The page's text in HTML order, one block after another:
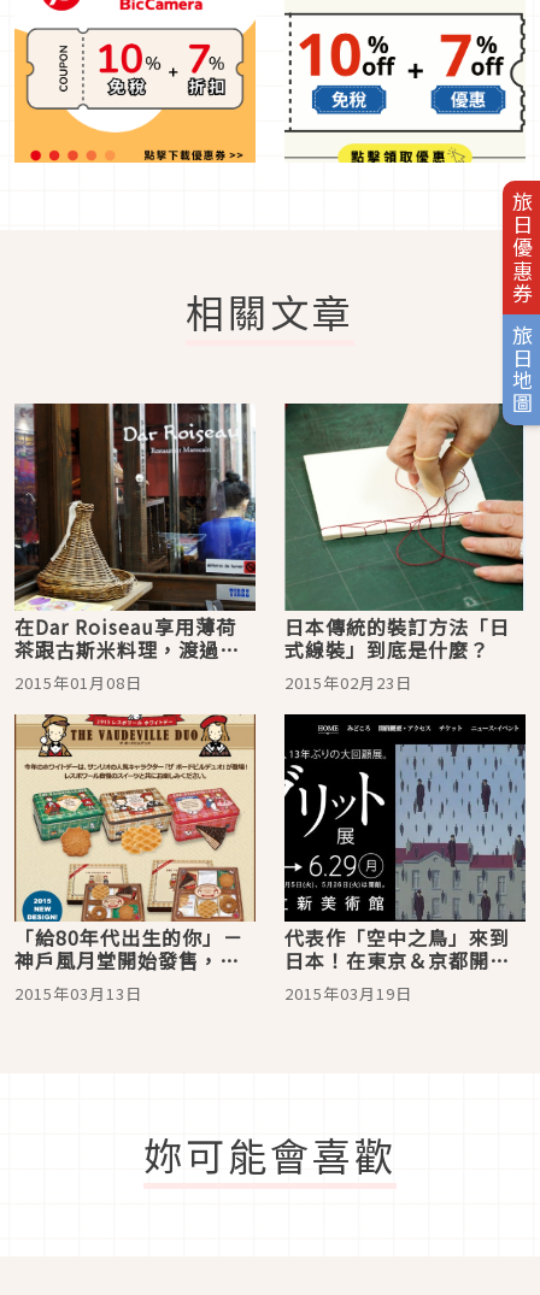
旅日優惠券
旅日地圖
相關文章
在Dar Roiseau享用薄荷
茶跟古斯米料理，渡過異
國風的摩洛哥時間
2015年01月08日
日本傳統的裝訂方法「日
式線裝」到底是什麼？
2015年02月23日
「給80年代出生的你」－
神戶風月堂開始發售，數
量限定的人氣三麗鷗家族
成員「The Vaudeville
2015年03月13日
代表作「空中之鳥」來到
日本！在東京＆京都開
設，超現實主義畫巨匠，
雷內馬格利特的大回顧展
2015年03月19日
妳可能會喜歡